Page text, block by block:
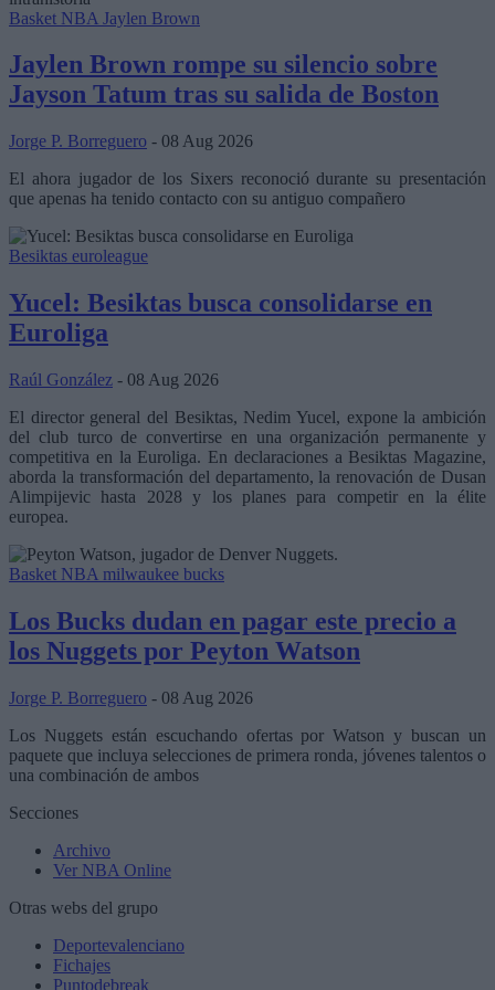
Basket NBA Jaylen Brown
Jaylen Brown rompe su silencio sobre
Jayson Tatum tras su salida de Boston
Jorge P. Borreguero - 08 Aug 2026
El ahora jugador de los Sixers reconoció durante su presentación
que apenas ha tenido contacto con su antiguo compañero
Besiktas euroleague
Yucel: Besiktas busca consolidarse en
Euroliga
Raúl González - 08 Aug 2026
El director general del Besiktas, Nedim Yucel, expone la ambición
del club turco de convertirse en una organización permanente y
competitiva en la Euroliga. En declaraciones a Besiktas Magazine,
aborda la transformación del departamento, la renovación de Dusan
Alimpijevic hasta 2028 y los planes para competir en la élite
europea.
Basket NBA milwaukee bucks
Los Bucks dudan en pagar este precio a
los Nuggets por Peyton Watson
Jorge P. Borreguero - 08 Aug 2026
Los Nuggets están escuchando ofertas por Watson y buscan un
paquete que incluya selecciones de primera ronda, jóvenes talentos o
una combinación de ambos
Secciones
Archivo
Ver NBA Online
Otras webs del grupo
Deportevalenciano
Fichajes
Puntodebreak